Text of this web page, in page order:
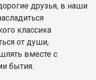
друзья, в наши
классика
от души,
вместе с
бытия.